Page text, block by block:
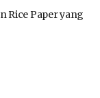
Rice Paper yang